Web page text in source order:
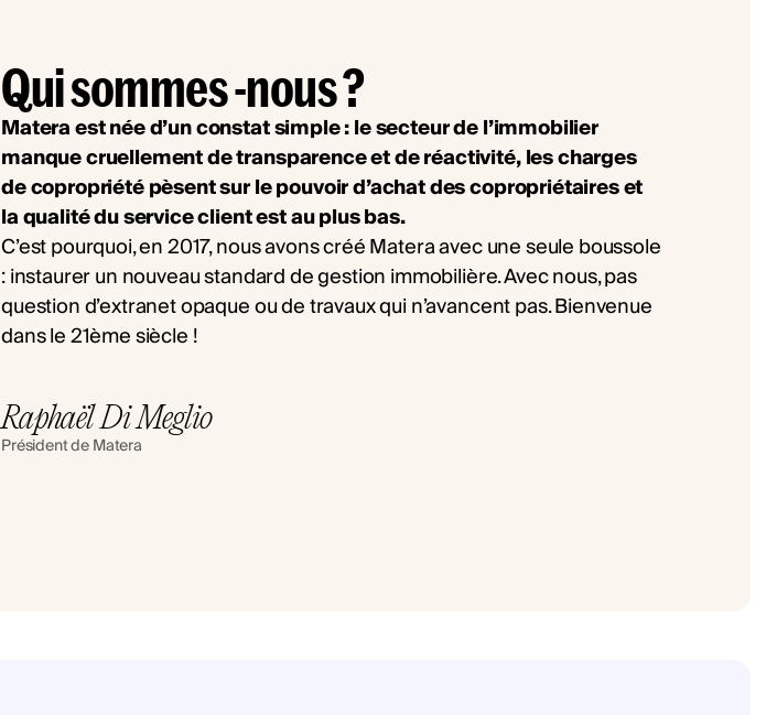
Qui sommes -nous ?
Matera est née d’un constat simple : le secteur de l’immobilier
manque cruellement de transparence et de réactivité, les charges
de copropriété pèsent sur le pouvoir d’achat des copropriétaires et
la qualité du service client est au plus bas.
C’est pourquoi, en 2017, nous avons créé Matera avec une seule boussole
: instaurer un nouveau standard de gestion immobilière. Avec nous, pas
question d’extranet opaque ou de travaux qui n’avancent pas. Bienvenue
dans le 21ème siècle !
Raphaël Di Meglio
Président de Matera